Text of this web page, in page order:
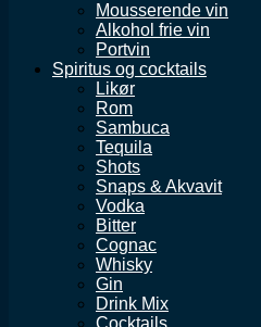
Mousserende vin
Alkohol frie vin
Portvin
Spiritus og cocktails
Likør
Rom
Sambuca
Tequila
Shots
Snaps & Akvavit
Vodka
Bitter
Cognac
Whisky
Gin
Drink Mix
Cocktails